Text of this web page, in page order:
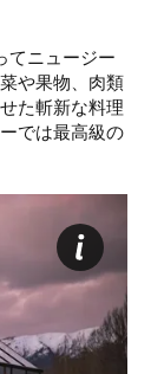
てニュージー
や果物、肉類
た斬新な料理
では最高級の